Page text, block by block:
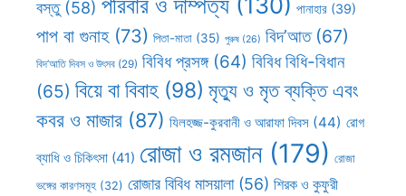
বস্তু(58) পানাহার (39)
পাপ বা গুনাহ(73) পিতা-মাতা (35) পুরুষ (26) বিদ’আত(67)
বিদ’আতি দিবস ও উৎসব (29) বিবিধ প্রসঙ্গ(64) বিবিধ বিধি-বিধান
(65) বিয়ে বা বিবাহ (98) মৃত্যু ও মৃত ব্যক্তি এবং
কবর ও মাজার (87) যিলহজ্জ-কুরবানী ও আরাফা দিবস (44) রোগ
ব্যাধি ও চিকিৎসা (41) রোজা ও রমজান(179) রোজা
ভঙ্গের কারণসমূহ (32) রোজার বিবিধ মাসয়ালা(56) শিরক ও কুফুরী